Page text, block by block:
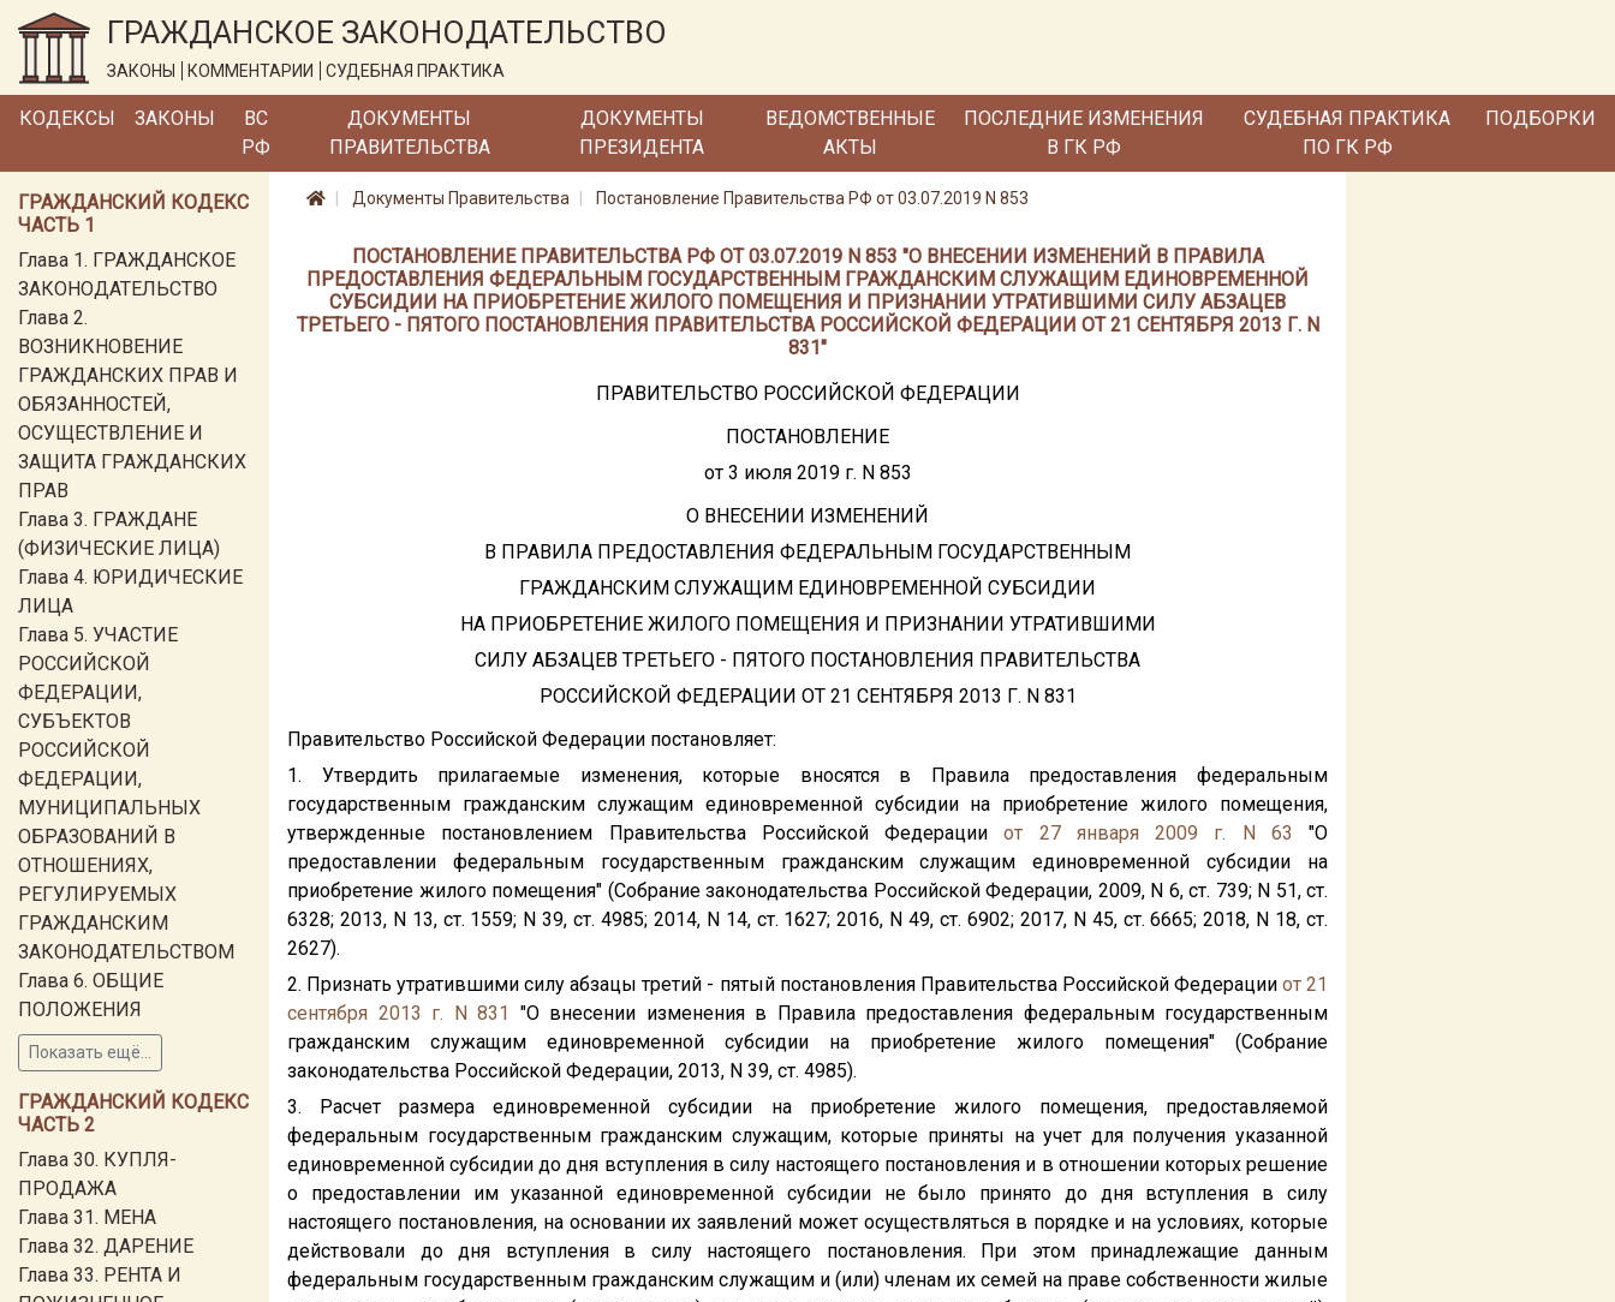
ГРАЖДАНСКОЕ ЗАКОНОДАТЕЛЬСТВО
ЗАКОНЫ КОММЕНТАРИИ СУДЕБНАЯ ПРАКТИКА
КОДЕКСЫ ЗАКОНЫ
ВС
РФ
ДОКУМЕНТЫ
ПРАВИТЕЛЬСТВА
ДОКУМЕНТЫ
ПРЕЗИДЕНТА
ВЕДОМСТВЕННЫЕ
АКТЫ
ПОСЛЕДНИЕ ИЗМЕНЕНИЯ
В ГК РФ
СУДЕБНАЯ ПРАКТИКА
ПО ГК РФ
ПОДБОРКИ
ГРАЖДАНСКИЙ КОДЕКС
ЧАСТЬ 1
Глава 1. ГРАЖДАНСКОЕ
ЗАКОНОДАТЕЛЬСТВО
Глава 2.
ВОЗНИКНОВЕНИЕ
ГРАЖДАНСКИХ ПРАВ И
ОБЯЗАННОСТЕЙ,
ОСУЩЕСТВЛЕНИЕ И
ЗАЩИТА ГРАЖДАНСКИХ
ПРАВ
Глава 3. ГРАЖДАНЕ
(ФИЗИЧЕСКИЕ ЛИЦА)
Глава 4. ЮРИДИЧЕСКИЕ
ЛИЦА
Глава 5. УЧАСТИЕ
РОССИЙСКОЙ
ФЕДЕРАЦИИ,
СУБЪЕКТОВ
РОССИЙСКОЙ
ФЕДЕРАЦИИ,
МУНИЦИПАЛЬНЫХ
ОБРАЗОВАНИЙ В
ОТНОШЕНИЯХ,
РЕГУЛИРУЕМЫХ
ГРАЖДАНСКИМ
ЗАКОНОДАТЕЛЬСТВОМ
Глава 6. ОБЩИЕ
ПОЛОЖЕНИЯ
Показать ещё...
ГРАЖДАНСКИЙ КОДЕКС
ЧАСТЬ 2
Глава 30. КУПЛЯ-
ПРОДАЖА
Глава 31. МЕНА
Глава 32. ДАРЕНИЕ
Глава 33. РЕНТА И
Документы Правительства Постановление Правительства РФ от 03.07.2019 N 853
ПОСТАНОВЛЕНИЕ ПРАВИТЕЛЬСТВА РФ ОТ 03.07.2019 N 853 "О ВНЕСЕНИИ ИЗМЕНЕНИЙ В ПРАВИЛА
ПРЕДОСТАВЛЕНИЯ ФЕДЕРАЛЬНЫМ ГОСУДАРСТВЕННЫМ ГРАЖДАНСКИМ СЛУЖАЩИМ ЕДИНОВРЕМЕННОЙ
СУБСИДИИ НА ПРИОБРЕТЕНИЕ ЖИЛОГО ПОМЕЩЕНИЯ И ПРИЗНАНИИ УТРАТИВШИМИ СИЛУ АБЗАЦЕВ
ТРЕТЬЕГО - ПЯТОГО ПОСТАНОВЛЕНИЯ ПРАВИТЕЛЬСТВА РОССИЙСКОЙ ФЕДЕРАЦИИ ОТ 21 СЕНТЯБРЯ 2013 Г. N
831"
ПРАВИТЕЛЬСТВО РОССИЙСКОЙ ФЕДЕРАЦИИ
ПОСТАНОВЛЕНИЕ
от 3 июля 2019 г. N 853
О ВНЕСЕНИИ ИЗМЕНЕНИЙ
В ПРАВИЛА ПРЕДОСТАВЛЕНИЯ ФЕДЕРАЛЬНЫМ ГОСУДАРСТВЕННЫМ
ГРАЖДАНСКИМ СЛУЖАЩИМ ЕДИНОВРЕМЕННОЙ СУБСИДИИ
НА ПРИОБРЕТЕНИЕ ЖИЛОГО ПОМЕЩЕНИЯ И ПРИЗНАНИИ УТРАТИВШИМИ
СИЛУ АБЗАЦЕВ ТРЕТЬЕГО - ПЯТОГО ПОСТАНОВЛЕНИЯ ПРАВИТЕЛЬСТВА
РОССИЙСКОЙ ФЕДЕРАЦИИ ОТ 21 СЕНТЯБРЯ 2013 Г. N 831
Правительство Российской Федерации постановляет:
1. Утвердить прилагаемые изменения, которые вносятся в Правила предоставления федеральным
государственным гражданским служащим единовременной субсидии на приобретение жилого помещения,
утвержденные постановлением Правительства Российской Федерацииот 27 января 2009 г. N 63 "О
предоставлении федеральным государственным гражданским служащим единовременной субсидии на
приобретение жилого помещения" (Собрание законодательства Российской Федерации, 2009, N 6, ст. 739; N 51, ст.
6328; 2013, N 13, ст. 1559; N 39, ст. 4985; 2014, N 14, ст. 1627; 2016, N 49, ст. 6902; 2017, N 45, ст. 6665; 2018, N 18, ст.
2627).
2. Признать утратившими силу абзацы третий - пятый постановления Правительства Российской Федерации от 21
сентября 2013 г. N 831 "О внесении изменения в Правила предоставления федеральным государственным
гражданским служащим единовременной субсидии на приобретение жилого помещения" (Собрание
законодательства Российской Федерации, 2013, N 39, ст. 4985).
3. Расчет размера единовременной субсидии на приобретение жилого помещения, предоставляемой
федеральным государственным гражданским служащим, которые приняты на учет для получения указанной
единовременной субсидии до дня вступления в силу настоящего постановления и в отношении которых решение
о предоставлении им указанной единовременной субсидии не было принято до дня вступления в силу
настоящего постановления, на основании их заявлений может осуществляться в порядке и на условиях, которые
действовали до дня вступления в силу настоящего постановления. При этом принадлежащие данным
федеральным государственным гражданским служащим и (или) членам их семей на праве собственности жилые